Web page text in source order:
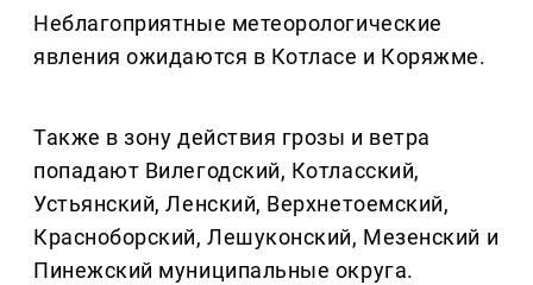
Неблагоприятные метеорологические
явления ожидаются в Котласе и Коряжме.
Также в зону действия грозы и ветра
попадают Вилегодский, Котласский,
Устьянский, Ленский, Верхнетоемский,
Красноборский, Лешуконский, Мезенский и
Пинежский муниципальные округа.